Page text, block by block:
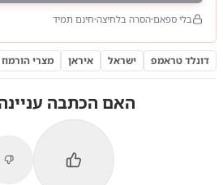
בלי ספאם הסרה בלחיצה חינם תמיד
דונלד טראמפ ישראל איראן מצרי הורמוז
האם הכתבה